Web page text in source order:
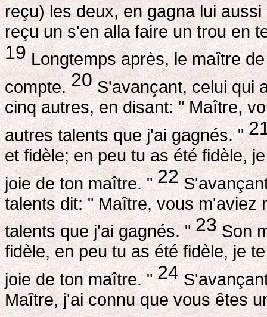
reçu) les deux, en gagna lui
reçu un s'en alla faire un trou en
19Longtemps après, le maître
compte.20S'avançant, celui qui
cinq autres, en disant: " Maître,
autres talents que j'ai gagnés. "
et fidèle; en peu tu as été fidèle,
joie de ton maître. "22
talents dit: " Maître, vous m'aviez
talents que j'ai gagnés. "23 Son
fidèle, en peu tu as été fidèle, je
joie de ton maître. "24
Maître, j'ai connu que vous êtes